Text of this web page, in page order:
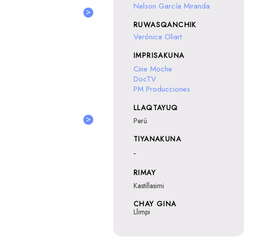
>
>
Nelson García Miranda
RUWASQANCHIK
Verónica Oliart
IMPRISAKUNA
Cine Moche
DocTV
PM Producciones
LLAQTAYUQ
Perú
TIYANAKUNA
-
RIMAY
Kastillasimi
CHAY GINA
Llimpi